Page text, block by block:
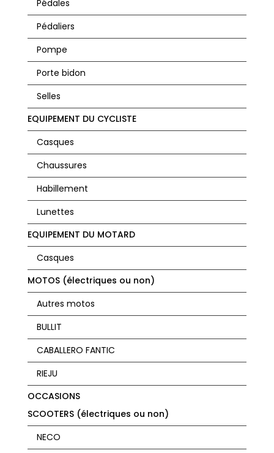
Pédales
Pédaliers
Pompe
Porte bidon
Selles
EQUIPEMENT DU CYCLISTE
Casques
Chaussures
Habillement
Lunettes
EQUIPEMENT DU MOTARD
Casques
MOTOS (électriques ou non)
Autres motos
BULLIT
CABALLERO FANTIC
RIEJU
OCCASIONS
SCOOTERS (électriques ou non)
NECO